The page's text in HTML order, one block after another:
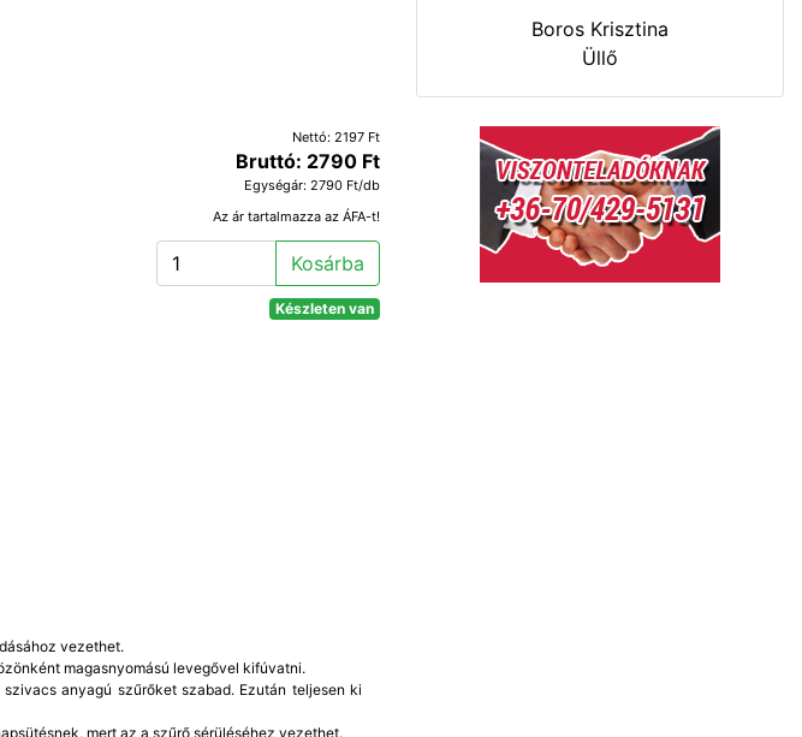
Nettó: 2197 Ft
Bruttó: 2790 Ft
Egységár: 2790 Ft/db
Az ár tartalmazza az ÁFA-t!
Kosárba
Készleten van
vezethet.
magasnyomású levegővel kifúvatni.
anyagú szűrőket szabad. Ezután teljesen ki
mert az a szűrő sérüléséhez vezethet.
Boros Krisztina
Üllő